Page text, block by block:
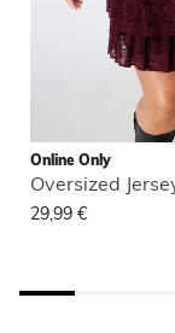
Online Only
29,99 €